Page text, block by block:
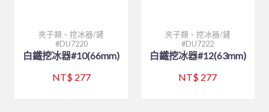
夾子類、挖冰器/鏟
DU7220
白鐵挖冰器#10(66mm)
NT$ 277
夾子類、挖冰器/鏟
DU7222
白鐵挖冰器#12(63mm)
NT$ 277